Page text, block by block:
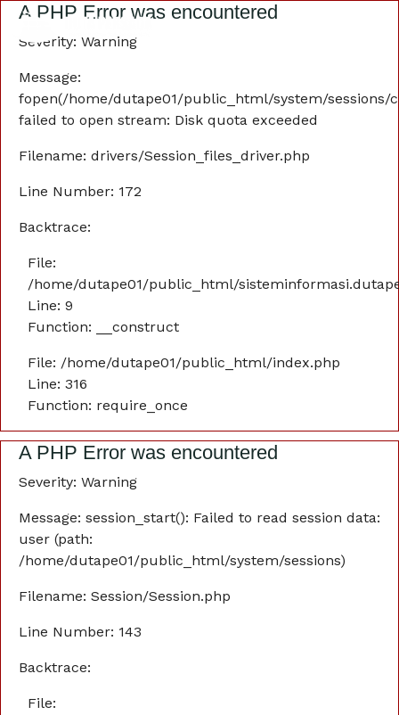
A PHP Error was encountered
Severity: Warning
Message:
fopen(/home/dutape01/public_html/system/sessions/
failed to open stream: Disk quota exceeded
Filename: drivers/Session_files_driver.php
Line Number: 172
Backtrace:
File:
/home/dutape01/public_html/
Line: 9
Function: __construct
File: /home/dutape01/public_html/index.php
Line: 316
Function: require_once
A PHP Error was encountered
Severity: Warning
Message: session_start(): Failed to read session data:
user (path:
/home/dutape01/public_html/system/sessions)
Filename: Session/Session.php
Line Number: 143
Backtrace:
File: